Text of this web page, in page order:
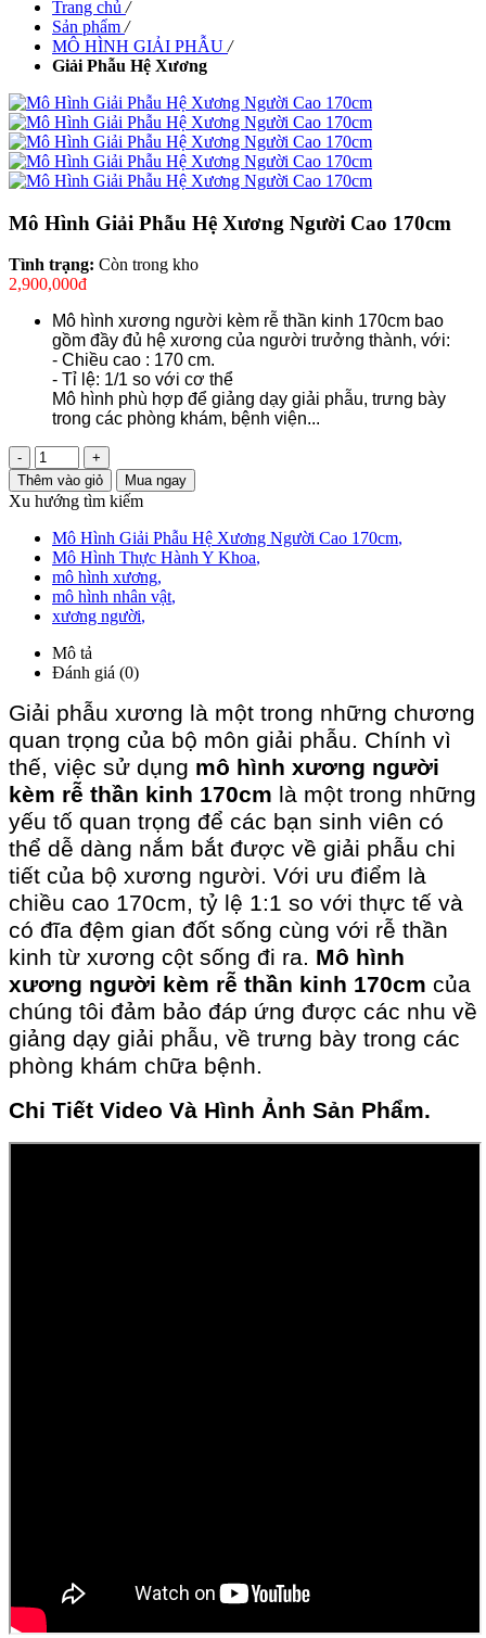
Trang chủ /
Sản phẩm /
MÔ HÌNH GIẢI PHẪU /
Giải Phẫu Hệ Xương
Mô Hình Giải Phẫu Hệ Xương Người Cao 170cm
Tình trạng: Còn trong kho
2,900,000đ
Mô hình xương người kèm rễ thần kinh 170cm bao
gồm đầy đủ hệ xương của người trưởng thành, với:
- Chiều cao : 170 cm.
- Tỉ lệ: 1/1 so với cơ thể
Mô hình phù hợp để giảng dạy giải phẫu, trưng bày
trong các phòng khám, bệnh viện...
-
+
Thêm vào giỏ
Mua ngay
Xu hướng tìm kiếm
Mô Hình Giải Phẫu Hệ Xương Người Cao 170cm,
Mô Hình Thực Hành Y Khoa,
mô hình xương,
mô hình nhân vật,
xương người,
Mô tả
Đánh giá (0)
Giải phẫu xương là một trong những chương
quan trọng của bộ môn giải phẫu. Chính vì
thế, việc sử dụng mô hình xương người
kèm rễ thần kinh 170cm là một trong những
yếu tố quan trọng để các bạn sinh viên có
thể dễ dàng nắm bắt được về giải phẫu chi
tiết của bộ xương người. Với ưu điểm là
chiều cao 170cm, tỷ lệ 1:1 so với thực tế và
có đĩa đệm gian đốt sống cùng với rễ thần
kinh từ xương cột sống đi ra. Mô hình
xương người kèm rễ thần kinh 170cm của
chúng tôi đảm bảo đáp ứng được các nhu về
giảng dạy giải phẫu, về trưng bày trong các
phòng khám chữa bệnh.
Chi Tiết Video Và Hình Ảnh Sản Phẩm.